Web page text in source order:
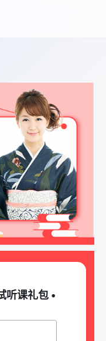
听课礼包 •